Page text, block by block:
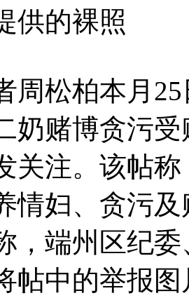
供的裸照
周松柏本月
奶赌博贪污
关注。该帖
情妇、贪污
，端州区纪
帖中的举报